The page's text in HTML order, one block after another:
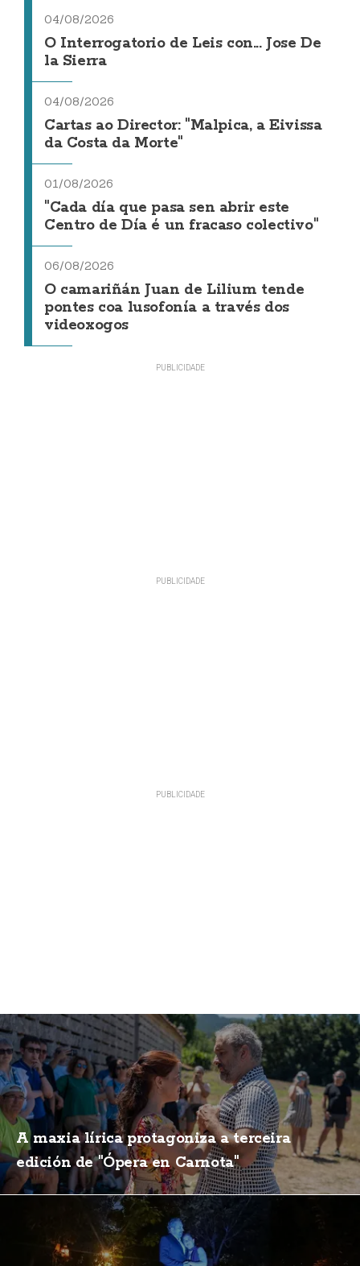
04/08/2026
O Interrogatorio de Leis con... Jose De
la Sierra
04/08/2026
Cartas ao Director: "Malpica, a Eivissa
da Costa da Morte"
01/08/2026
"Cada día que pasa sen abrir este
Centro de Día é un fracaso colectivo"
06/08/2026
O camariñán Juan de Lilium tende
pontes coa lusofonía a través dos
videoxogos
A maxia lírica protagoniza a terceira
edición de "Ópera en Carnota"